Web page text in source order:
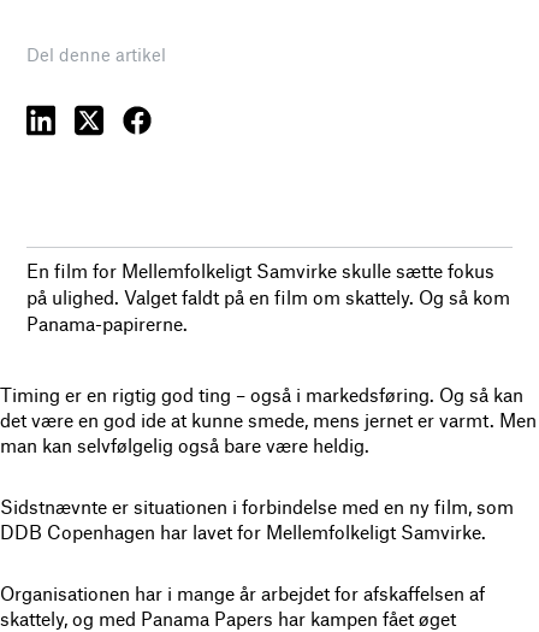
Del denne artikel
En film for Mellemfolkeligt Samvirke skulle sætte fokus
på ulighed. Valget faldt på en film om skattely. Og så kom
Panama-papirerne.
Timing er en rigtig god ting – også i markedsføring. Og så kan
det være en god ide at kunne smede, mens jernet er varmt. Men
man kan selvfølgelig også bare være heldig.
Sidstnævnte er situationen i forbindelse med en ny film, som
DDB Copenhagen har lavet for Mellemfolkeligt Samvirke.
Organisationen har i mange år arbejdet for afskaffelsen af
skattely, og med Panama Papers har kampen fået øget